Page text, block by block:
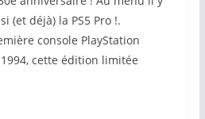
(et déjà) la PS5 Pro !.
console PlayStation
cette édition limitée